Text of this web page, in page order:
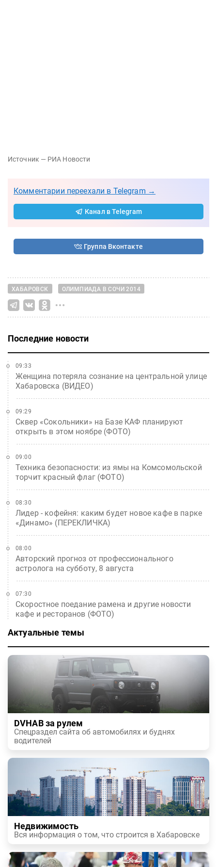
Источник — РИА Новости
Комментарии переехали в Telegram →
Канал в Telegram
Группа Вконтакте
ХАБАРОВСК ОЛИМПИАДА В СОЧИ 2014
Последние новости
Женщина потеряла сознание на центральной улице
Хабаровска (ВИДЕО)
09:33
Сквер «Сокольники» на Базе КАФ планируют
открыть в этом ноябре (ФОТО)
09:29
Техника безопасности: из ямы на Комсомольской
торчит красный флаг (ФОТО)
09:00
Лидер - кофейня: каким будет новое кафе в парке
«Динамо» (ПЕРЕКЛИЧКА)
08:30
Авторский прогноз от профессионального
астролога на субботу, 8 августа
08:00
Скоростное поедание рамена и другие новости
кафе и ресторанов (ФОТО)
07:30
Актуальные темы
DVHAB за рулем
Спецраздел сайта об автомобилях и буднях
водителей
Недвижимость
Вся информация о том, что строится в Хабаровске